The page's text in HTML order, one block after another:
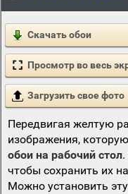
Скачать обои
Просмотр во весь
Загрузить свое фото
Передвигая желтую
изображения,
обои на рабочий стол.
чтобы сохранить их
Можно установить